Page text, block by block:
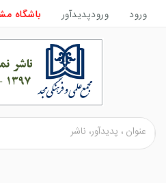
ورود ورودپدیدآور باشگاه